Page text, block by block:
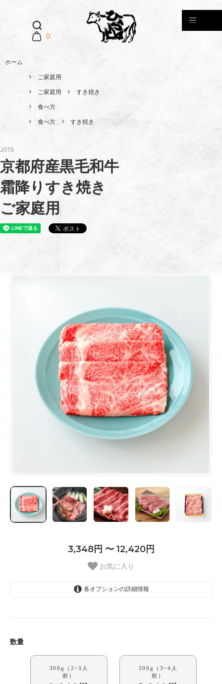
0
ホーム
ご家庭用
ご家庭用
すき焼き
食べ方
食べ方
すき焼き
J015
京都府産黒毛和牛
霜降りすき焼き
ご家庭用
3,348円 〜 12,420円
お気に入り
各オプションの詳細情報
800g（5~6人前）
1kg（6~8人前）
数量
300g（2~3人
前）
500g（3~4人
前）